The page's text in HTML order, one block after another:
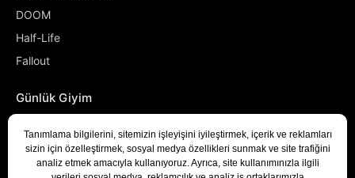
DOOM
Half-Life
Fallout
Günlük Giyim
Denizci
Developer